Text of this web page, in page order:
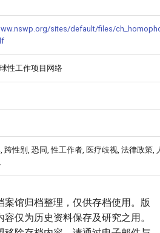
sites/default/files/
性工作项目网络
跨性别, 恐同, 性工作者, 医疗歧视, 法律政策,
馆归档整理，仅供存档使用。版
仅为历史资料保存及研究之用。